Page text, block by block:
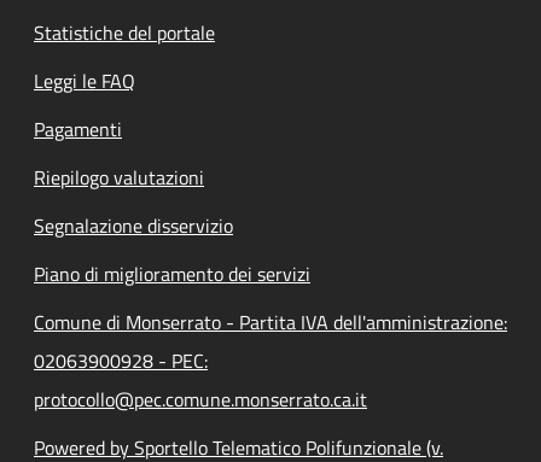
Statistiche del portale
Leggi le FAQ
Pagamenti
Riepilogo valutazioni
Segnalazione disservizio
Piano di miglioramento dei servizi
Comune di Monserrato - Partita IVA dell'amministrazione:
02063900928 - PEC:
protocollo@pec.comune.monserrato.ca.it
Powered by Sportello Telematico Polifunzionale (v.